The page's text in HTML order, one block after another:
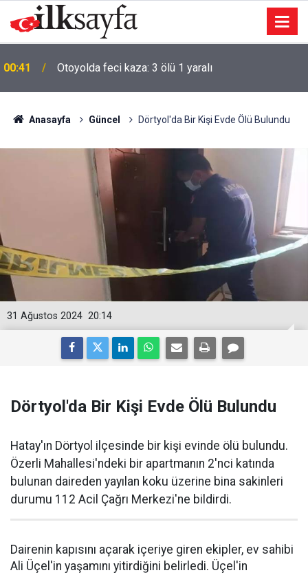
00:41 Otoyolda feci kaza: 3 ölü 1 yaralı
Anasayfa Güncel Dörtyol'da Bir Kişi Evde Ölü Bulundu
20:14
31 Ağustos 2024
Dörtyol'da Bir Kişi Evde Ölü Bulundu
Hatay'ın Dörtyol ilçesinde bir kişi evinde ölü bulundu.
Özerli Mahallesi'ndeki bir apartmanın 2'nci katında
bulunan daireden yayılan koku üzerine bina sakinleri
durumu 112 Acil Çağrı Merkezi'ne bildirdi.
Dairenin kapısını açarak içeriye giren ekipler, ev sahibi
Ali Üçel'in yaşamını yitirdiğini belirledi. Üçel'in